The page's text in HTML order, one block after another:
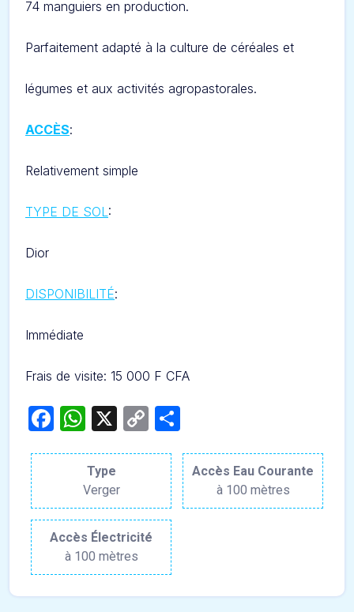
74 manguiers en production.
Parfaitement adapté à la culture de céréales et
légumes et aux activités agropastorales.
ACCÈS:
Relativement simple
TYPE DE SOL:
Dior
DISPONIBILITÉ:
Immédiate
Frais de visite: 15 000 F CFA
Facebook
WhatsApp
X
Copy
Type
Verger
Accès Eau Courante
à 100 mètres
Accès Électricité
à 100 mètres